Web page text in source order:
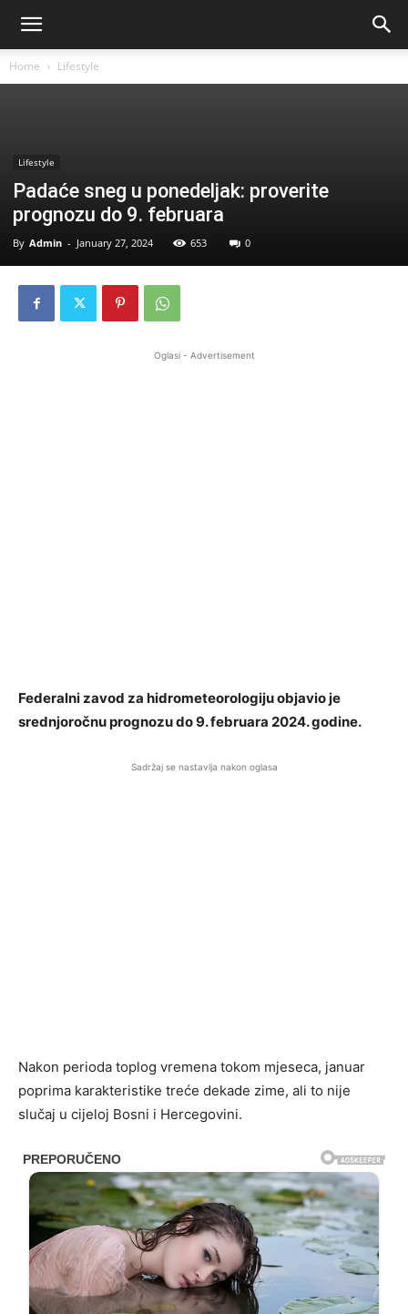
Home Lifestyle
Lifestyle
Padaće sneg u ponedeljak: proverite
prognozu do 9. februara
By Admin - January 27, 2024 653 0
Oglasi - Advertisement
Federalni zavod za hidrometeorologiju objavio je
srednjoročnu prognozu do 9. februara 2024. godine.
Sadržaj se nastavlja nakon oglasa
Nakon perioda toplog vremena tokom mjeseca, januar
poprima karakteristike treće dekade zime, ali to nije
slučaj u cijeloj Bosni i Hercegovini.